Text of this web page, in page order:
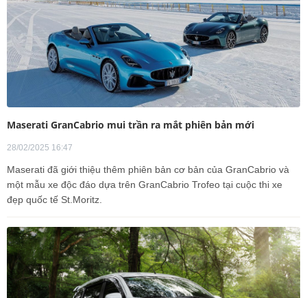
Maserati GranCabrio mui trần ra mắt phiên bản mới
28/02/2025 16:47
Maserati đã giới thiệu thêm phiên bản cơ bản của GranCabrio và
một mẫu xe độc đáo dựa trên GranCabrio Trofeo tại cuộc thi xe
đẹp quốc tế St.Moritz.